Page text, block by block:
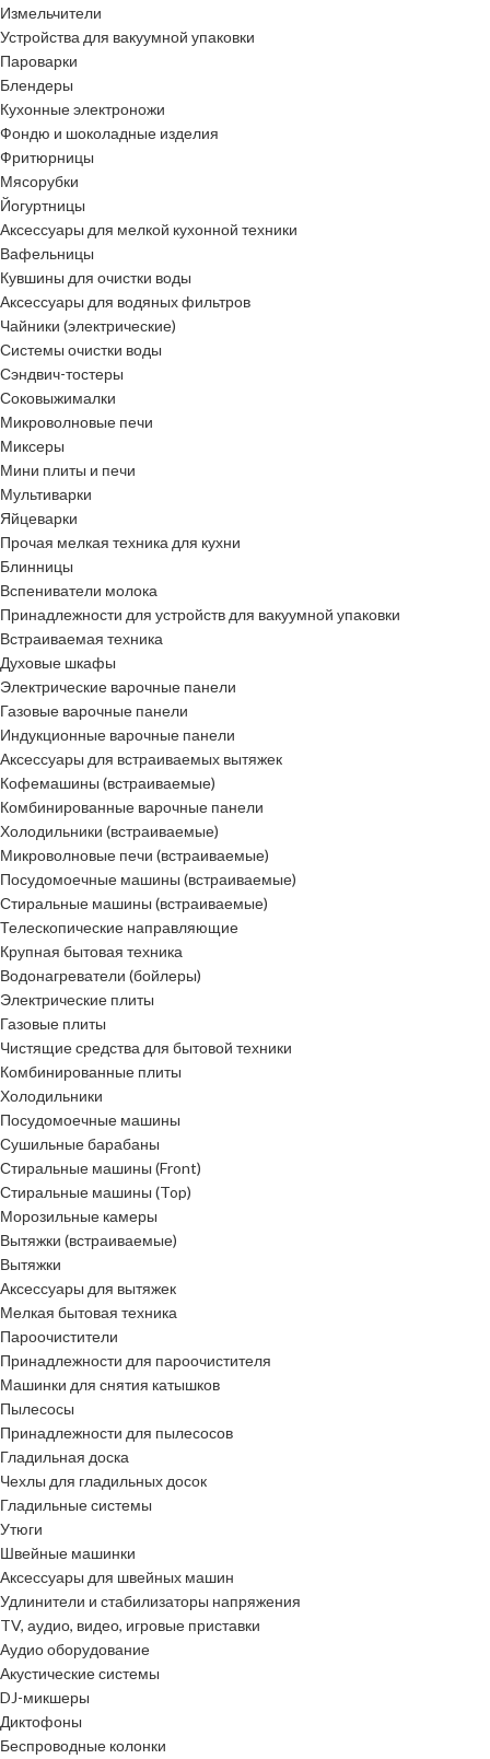
Измельчители
Устройства для вакуумной упаковки
Пароварки
Блендеры
Кухонные электроножи
Фондю и шоколадные изделия
Фритюрницы
Мясорубки
Йогуртницы
Аксессуары для мелкой кухонной техники
Вафельницы
Кувшины для очистки воды
Аксессуары для водяных фильтров
Чайники (электрические)
Системы очистки воды
Сэндвич-тостеры
Соковыжималки
Микроволновые печи
Миксеры
Мини плиты и печи
Мультиварки
Яйцеварки
Прочая мелкая техника для кухни
Блинницы
Вспениватели молока
Принадлежности для устройств для вакуумной упаковки
Встраиваемая техника
Духовые шкафы
Электрические варочные панели
Газовые варочные панели
Индукционные варочные панели
Аксессуары для встраиваемых вытяжек
Кофемашины (встраиваемые)
Комбинированные варочные панели
Холодильники (встраиваемые)
Микроволновые печи (встраиваемые)
Посудомоечные машины (встраиваемые)
Стиральные машины (встраиваемые)
Телескопические направляющие
Крупная бытовая техника
Водонагреватели (бойлеры)
Электрические плиты
Газовые плиты
Чистящие средства для бытовой техники
Комбинированные плиты
Холодильники
Посудомоечные машины
Сушильные барабаны
Стиральные машины (Front)
Стиральные машины (Top)
Морозильные камеры
Вытяжки (встраиваемые)
Вытяжки
Аксессуары для вытяжек
Мелкая бытовая техника
Пароочистители
Принадлежности для пароочистителя
Машинки для снятия катышков
Пылесосы
Принадлежности для пылесосов
Гладильная доска
Чехлы для гладильных досок
Гладильные системы
Утюги
Швейные машинки
Аксессуары для швейных машин
Удлинители и стабилизаторы напряжения
TV, аудио, видео, игровые приставки
Аудио оборудование
Акустические системы
DJ-микшеры
Диктофоны
Беспроводные колонки